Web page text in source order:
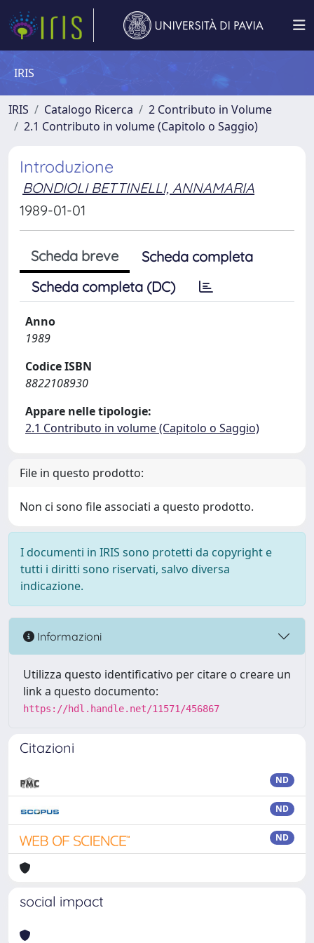
IRIS
IRIS Catalogo Ricerca
2 Contributo in Volume
2.1 Contributo in volume (Capitolo o Saggio)
Introduzione
BONDIOLI BETTINELLI, ANNAMARIA
1989-01-01
Scheda breve
Scheda completa
Scheda completa (DC)
Anno
1989
Codice ISBN
8822108930
Appare nelle tipologie:
2.1 Contributo in volume (Capitolo o Saggio)
File in questo prodotto:
Non ci sono file associati a questo prodotto.
I documenti in IRIS sono protetti da copyright e
tutti i diritti sono riservati, salvo diversa
indicazione.
Informazioni
Utilizza questo identificativo per citare o creare un
link a questo documento:
https://hdl.handle.net/11571/456867
Citazioni
ND
ND
ND
social impact